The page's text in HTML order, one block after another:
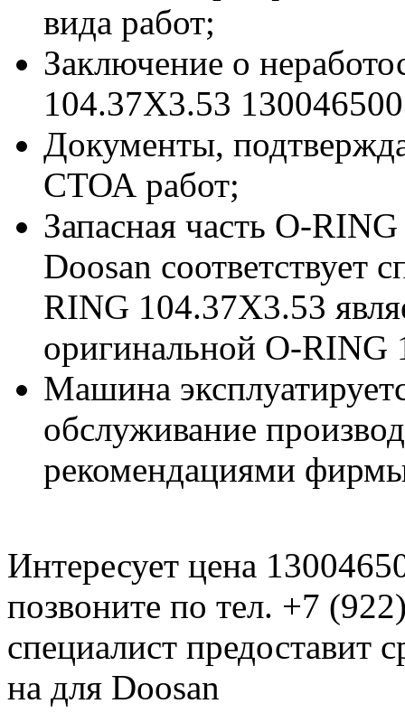
вида работ;
Заключение о
104.37X3.53
Документы,
СТОА работ;
Запасная часть O-
Doosan соответствует
RING 104.37X3.53
оригинальной O-RING
Машина
обслуживание
рекомендациями
Интересует цена
позвоните по тел. +7
специалист предоставит
на для Doosan